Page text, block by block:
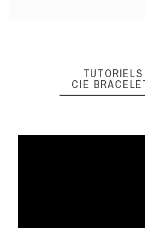
CIE